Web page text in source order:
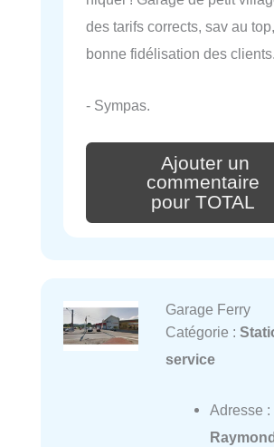
des tarifs corrects, sav au
bonne fidélisation des clients.
- Sympas.
Ajouter un
commentaire
pour TOTAL
Garage Ferry
Catégorie :
service
Adresse :